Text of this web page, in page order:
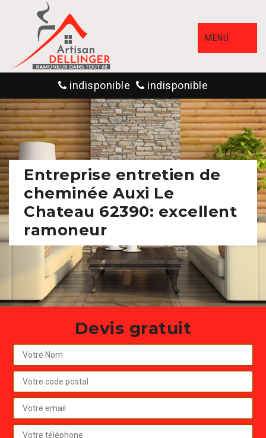
MENU
indisponible indisponible
Entreprise entretien de
cheminée Auxi Le
Chateau 62390: excellent
ramoneur
Devis gratuit